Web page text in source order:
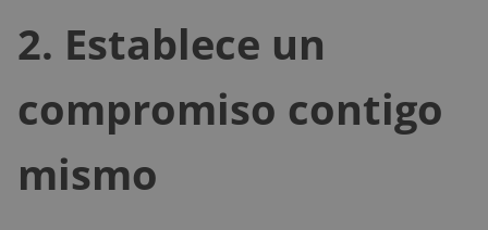
2. Establece un
compromiso contigo
mismo